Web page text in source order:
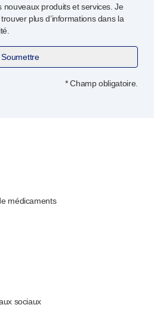
nouveaux produits et services. Je
plus d’informations dans la
Soumettre
* Champ obligatoire.
médicaments
sociaux